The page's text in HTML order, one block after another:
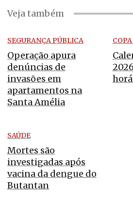
Veja também
SEGURANÇA PÚBLICA
Operação apura
denúncias de
invasões em
apartamentos na
Santa Amélia
SAÚDE
Mortes são
investigadas após
vacina da dengue do
Butantan